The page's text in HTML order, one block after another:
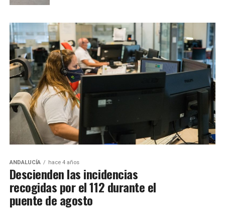
ANDALUCÍA hace 4 años
Descienden las incidencias
recogidas por el 112 durante el
puente de agosto